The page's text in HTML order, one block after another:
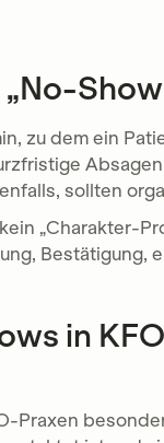
zu dem ein
sollten
„Charakter-
Bestätigung,
in
Praxen